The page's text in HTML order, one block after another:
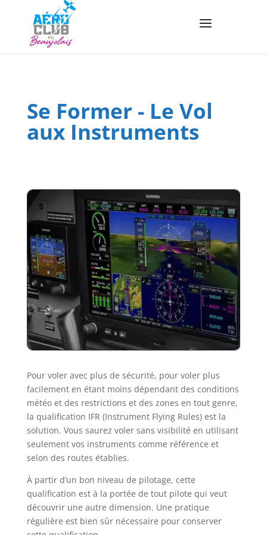
Se Former- Le Vol
aux Instruments
Pour voler avec plus de sécurité, pour voler plus
facilement en étant moins dépendant des conditions
météo et des restrictions et des zones en tout genre,
la qualification IFR (Instrument Flying Rules) est la
solution. Vous saurez voler sans visibilité en utilisant
seulement vos instruments comme référence et
selon des routes établies.
À partir d’un bon niveau de pilotage, cette
qualification est à la portée de tout pilote qui veut
découvrir une autre dimension. Une pratique
régulière est bien sûr nécessaire pour conserver